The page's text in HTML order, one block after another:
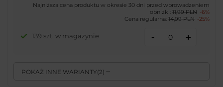
POKAŻ INNE WARIANTY(2)
Najniższa cena produktu w okresie 30 dni przed wprowadzeniem
obniżki: 11,99 PLN -6%
Cena regularna: 14,99 PLN -25%
139 szt. w magazynie - +